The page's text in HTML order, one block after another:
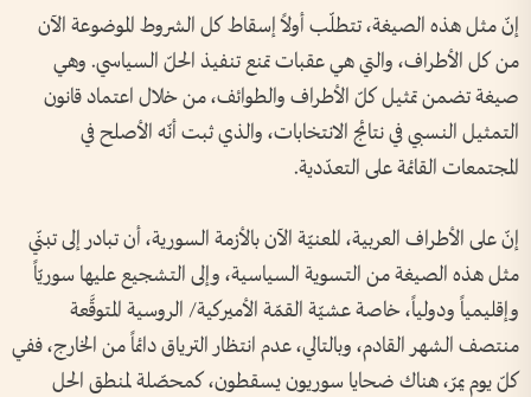
إنّ مثل هذه الصيغة، تتطلّب أولاً إسقاط كل الشروط الموضوعة الآن
من كل الأطراف، والتي هي عقبات تمنع تنفيذ الحلّ السياسي. وهي
صيغة تضمن تمثيل كلّ الأطراف والطوائف، من خلال اعتماد قانون
التمثيل النسبي في نتائج الانتخابات، والذي ثبت أنّه الأصلح في
المجتمعات القائمة على التعدّدية.
إنّ على الأطراف العربية، المعنيّة الآن بالأزمة السورية، أن تبادر إلى تبنّي
مثل هذه الصيغة من التسوية السياسية، وإلى التشجيع عليها سوريّاً
وإقليمياً ودولياً، خاصة عشيّة القمّة الأميركية/ الروسية المتوقَّعة
منتصف الشهر القادم، وبالتالي، عدم انتظار الترياق دائماً من الخارج، ففي
كلّ يوم يمرّ، هناك ضحايا سوريون يسقطون، كمحصّلة لمنطق الحل